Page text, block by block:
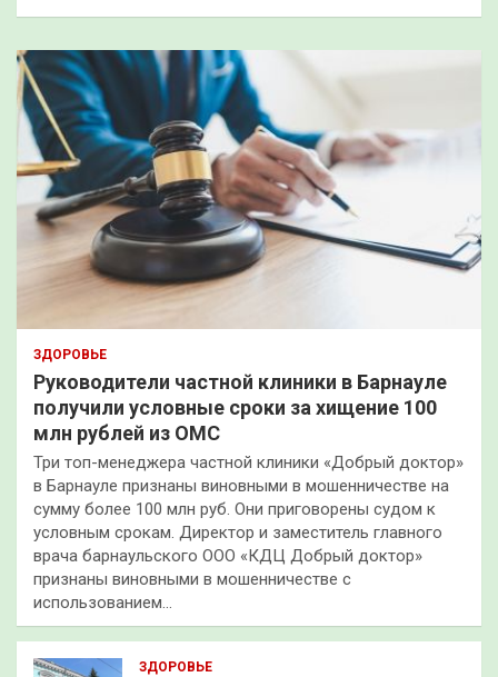
ЗДОРОВЬЕ
Руководители частной клиники в Барнауле
получили условные сроки за хищение 100
млн рублей из ОМС
Три топ-менеджера частной клиники «Добрый доктор»
в Барнауле признаны виновными в мошенничестве на
сумму более 100 млн руб. Они приговорены судом к
условным срокам. Директор и заместитель главного
врача барнаульского ООО «КДЦ Добрый доктор»
признаны виновными в мошенничестве с
использованием…
ЗДОРОВЬЕ